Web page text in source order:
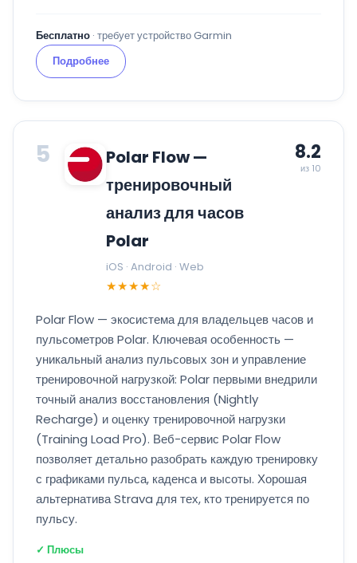
Бесплатно · требует устройство Garmin
Подробнее
5
Polar Flow —
тренировочный
анализ для часов
Polar
iOS · Android · Web
★★★★☆
8.2
из 10
Polar Flow — экосистема для владельцев часов и
пульсометров Polar. Ключевая особенность —
уникальный анализ пульсовых зон и управление
тренировочной нагрузкой: Polar первыми внедрили
точный анализ восстановления (Nightly
Recharge) и оценку тренировочной нагрузки
(Training Load Pro). Веб-сервис Polar Flow
позволяет детально разобрать каждую тренировку
с графиками пульса, каденса и высоты. Хорошая
альтернатива Strava для тех, кто тренируется по
пульсу.
✓ Плюсы